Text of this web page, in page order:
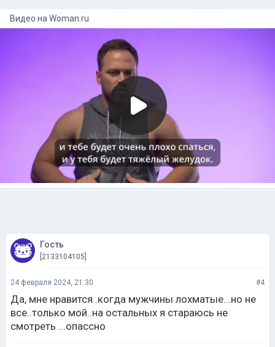
Видео на woman.ru
Гость
[2133104105]
24 февраля 2024, 21:30 #4
Да, мне нравится..когда мужчины лохматые...но не
все..только мой..на остальных я стараюсь не
смотреть ...опассно